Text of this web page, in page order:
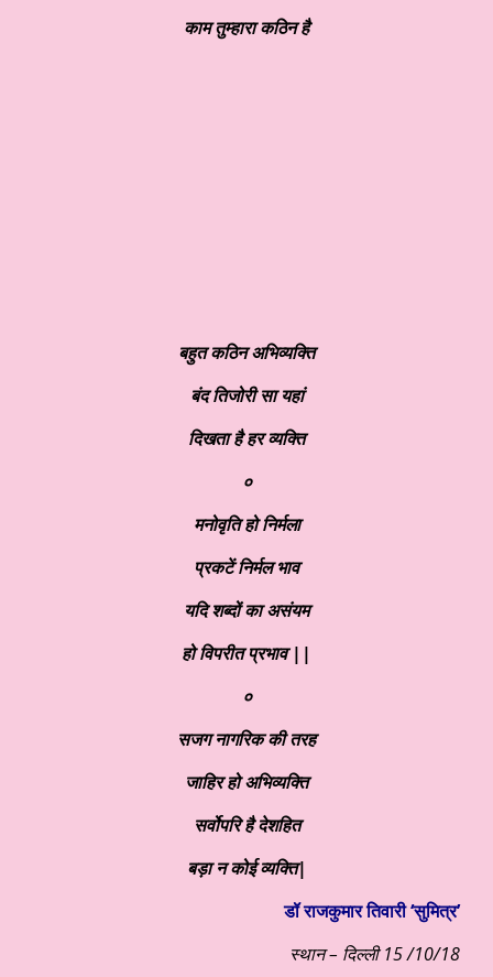
काम तुम्हारा कठिन है
बहुत कठिन अभिव्यक्ति
बंद तिजोरी सा यहां
दिखता है हर व्यक्ति
०
मनोवृति हो निर्मला
प्रकटें निर्मल भाव
यदि शब्दों का असंयम
हो विपरीत प्रभाव ||
०
सजग नागरिक की तरह
जाहिर हो अभिव्यक्ति
सर्वोपरि है देशहित
बड़ा न कोई व्यक्ति|
डॉ राजकुमार तिवारी ‘सुमित्र’
स्थान – दिल्ली 15 /10/18